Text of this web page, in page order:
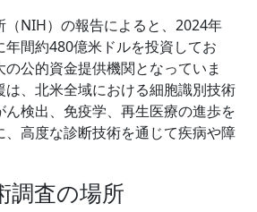
（NIH）の報告によると、2024年
年間約480億米ドルを投資してお
の公的資金提供機関となっていま
は、北米全域における細胞識別技術
検出、免疫学、再生医療の進歩を
、高度な診断技術を通じて疾病や障
調査の場所